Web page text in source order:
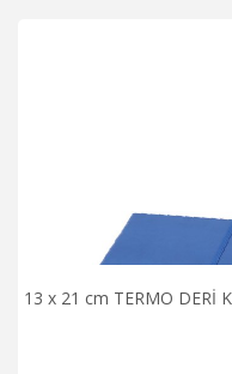
13 x 21 cm TERMO DERİ